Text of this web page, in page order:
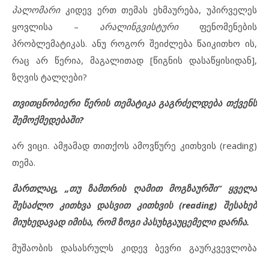
პალომარიკიდევ ერთ თემას ეხმაურება, უპირველეს
ყოვლისა – არალინგვისტურიფენომენების
პრობლემატიკას. ანუ როგორ შეიძლება წაიკითხო ის,
რაც არ წერია, მაგალითად [წიგნის დასაწყისიდან],
ზღვის ტალღები?
თვითცნობიერი წერის თემატიკა გაგრძელდება თქვენს
შემოქმედებაში?
არ ვიცი. ამჟამად თითქოს ამოვწურე კითხვის (reading)
თემა.
მართლაც, „თუ ზამთრის ღამით მოგზაურში“ ყველა
შესაძლო კითხვა დასვით კითხვის (reading) შესახებ
მიუხედავად იმისა, რომ ზოგი პასუხგაუცემელი დარჩა.
მუშაობის დასასრულს კიდევ ბევრი გაურკვევლობა